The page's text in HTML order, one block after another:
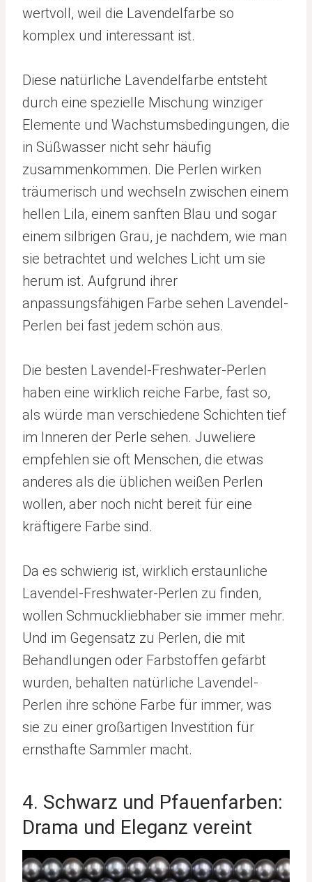
wertvoll, weil die Lavendelfarbe so
komplex und interessant ist.
Diese natürliche Lavendelfarbe entsteht
durch eine spezielle Mischung winziger
Elemente und Wachstumsbedingungen, die
in Süßwasser nicht sehr häufig
zusammenkommen. Die Perlen wirken
träumerisch und wechseln zwischen einem
hellen Lila, einem sanften Blau und sogar
einem silbrigen Grau, je nachdem, wie man
sie betrachtet und welches Licht um sie
herum ist. Aufgrund ihrer
anpassungsfähigen Farbe sehen Lavendel-
Perlen bei fast jedem schön aus.
Die besten Lavendel-Freshwater-Perlen
haben eine wirklich reiche Farbe, fast so,
als würde man verschiedene Schichten tief
im Inneren der Perle sehen. Juweliere
empfehlen sie oft Menschen, die etwas
anderes als die üblichen weißen Perlen
wollen, aber noch nicht bereit für eine
kräftigere Farbe sind.
Da es schwierig ist, wirklich erstaunliche
Lavendel-Freshwater-Perlen zu finden,
wollen Schmuckliebhaber sie immer mehr.
Und im Gegensatz zu Perlen, die mit
Behandlungen oder Farbstoffen gefärbt
wurden, behalten natürliche Lavendel-
Perlen ihre schöne Farbe für immer, was
sie zu einer großartigen Investition für
ernsthafte Sammler macht.
4. Schwarz und Pfauenfarben:
Drama und Eleganz vereint